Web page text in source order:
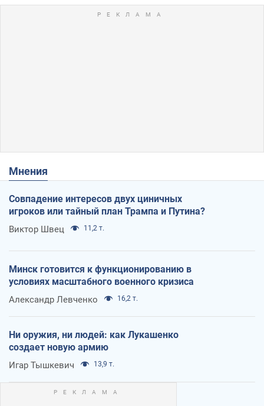
Мнения
Совпадение интересов двух циничных
игроков или тайный план Трампа и Путина?
Виктор Швец 11,2 т.
Минск готовится к функционированию в
условиях масштабного военного кризиса
Александр Левченко 16,2 т.
Ни оружия, ни людей: как Лукашенко
создает новую армию
Игар Тышкевич 13,9 т.